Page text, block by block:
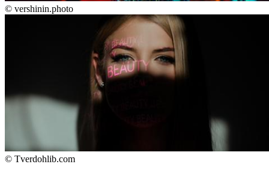
© vershinin.photo
© Tverdohlib.com